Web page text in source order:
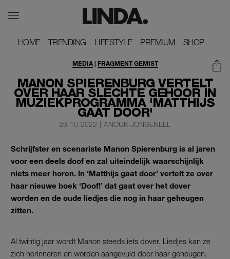
HOME
HOME TRENDING
TRENDING LIFESTYLE
LIFESTYLE PREMIUM
PREMIUM SHOP
SHOP
MANON SPIERENBURG VERTELT
OVER HAAR SLECHTE GEHOOR IN
MUZIEKPROGRAMMA 'MATTHIJS
GAAT DOOR'
MEDIA| FRAGMENT GEMIST
23-10-2022 | ANOUK JONGENEEL
Schrijfster en scenariste Manon Spierenburg is al jaren
voor een deels doof en zal uiteindelijk waarschijnlijk
niets meer horen. In ‘Matthijs gaat door’ vertelt ze over
haar nieuwe boek ‘Doof!’ dat gaat over het dover
worden en de oude liedjes die nog in haar geheugen
zitten.
Al twintig jaar wordt Manon steeds iets dover. Liedjes kan ze
zich herinneren en worden aangevuld door haar geheugen,